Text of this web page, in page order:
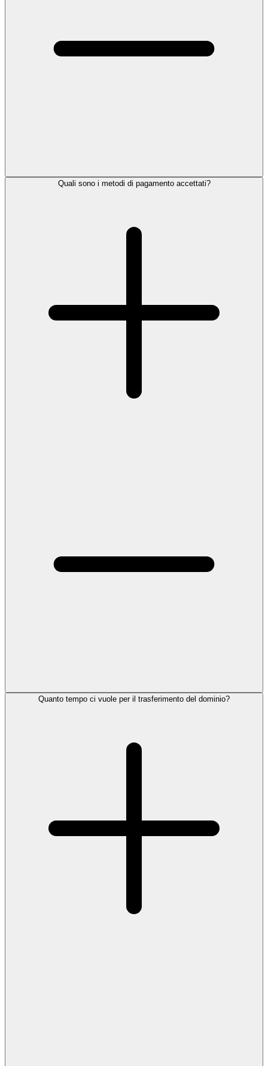
Quali sono i metodi di pagamento accettati?
Quanto tempo ci vuole per il trasferimento del dominio?